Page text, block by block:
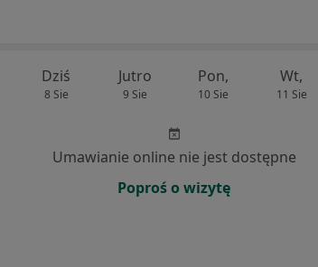
Dziś
8 Sie
Jutro
9 Sie
Pon,
10 Sie
Wt,
11 Sie
Umawianie online nie jest dostępne
Poproś o wizytę